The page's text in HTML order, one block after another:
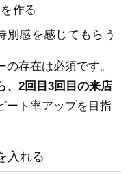
作る
別感を感じてもらう
存在は必須です。
、2回目3回目の来店
ート率アップを目指
入れる